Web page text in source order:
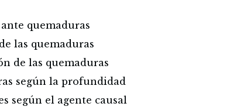
quemaduras
las quemaduras
de las quemaduras
según la profundidad
según el agente causal